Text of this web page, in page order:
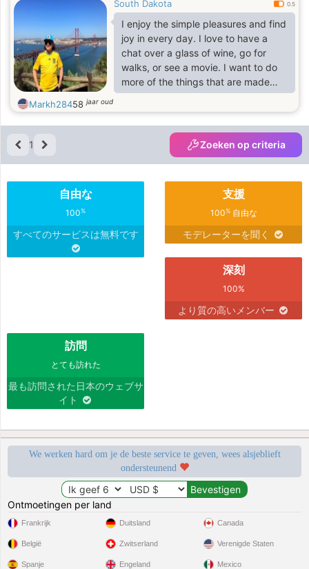
South Dakota 0.5
I enjoy the simple pleasures and find
joy in every day. I love to have a
chat over a glass of wine, go for
walks, or see a movie. I want to do
more of the things that are made
special by having someone to share
them with - like listening to music
and travel - especially if that
someone has an open attitude to life
and a sense of wonder. It's also
and see us living life's experiences
Markh28458jaar oud
1 Zoeken op criteria
自由な
100%
すべてのサービスは無料です
支援
100%自由な
モデレーターを聞く
深刻
100%
より質の高いメンバー
訪問
とても訪れた
最も訪問された日本のウェブサ
イト
We werken hard om je de beste service te geven, wees alsjeblieft
ondersteunend
Ontmoetingen per land
Frankrijk
België
Spanje
Duitsland
Zwitserland
Engeland
Canada
Verenigde Staten
Mexico